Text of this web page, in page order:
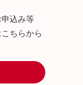
込み等
ちらから